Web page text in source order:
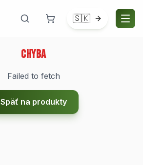
🇸🇰
Chyba
Failed to fetch
Späť na produkty